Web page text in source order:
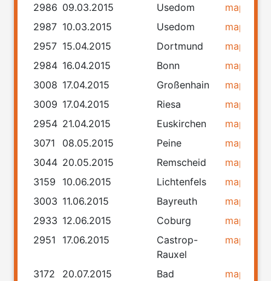
2986 09.03.2015 Usedom map
2987 10.03.2015 Usedom map
2957 15.04.2015 Dortmund map
2984 16.04.2015 Bonn map
3008 17.04.2015 Großenhain map
3009 17.04.2015 Riesa map
2954 21.04.2015 Euskirchen map
3071
08.05.2015 Peine map
3044 20.05.2015 Remscheid map
3159
10.06.2015 Lichtenfels map
3003 11.06.2015 Bayreuth map
2933 12.06.2015 Coburg map
2951
17.06.2015
Castrop-
Rauxel
map
3172 20.07.2015
Bad
map